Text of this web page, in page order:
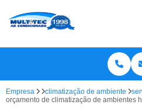
Empresa climatização de ambiente
orçamento de climatização de ambientes